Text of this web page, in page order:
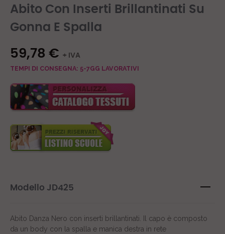
Abito Con Inserti Brillantinati Su
Gonna E Spalla
59,78 € + IVA
TEMPI DI CONSEGNA: 5-7GG LAVORATIVI
Modello JD425
Abito Danza Nero con inserti brillantinati. Il capo è composto
da un body con la spalla e manica destra in rete